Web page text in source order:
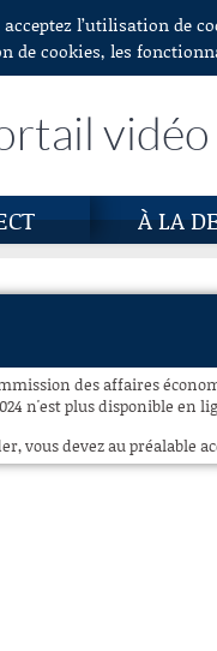
l’utilisation de
de cookies, les
À LA
des affaires
n'est plus disponible en
vous devez au préalable